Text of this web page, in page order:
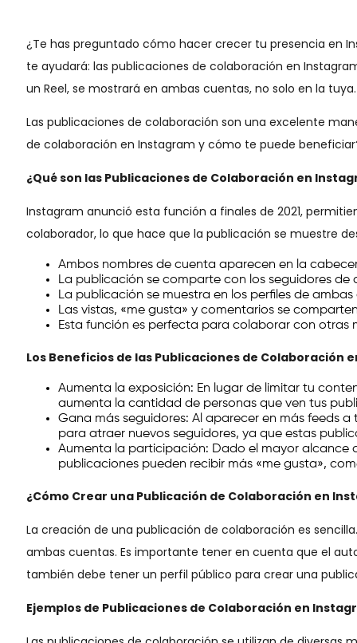
¿Te has preguntado cómo hacer crecer tu presencia en
te ayudará: las publicaciones de colaboración en
un Reel, se mostrará en ambas cuentas, no solo en la tuya.
Las publicaciones de colaboración son una excelente
de colaboración en Instagram y cómo te puede
¿Qué son las Publicaciones de Colaboración en
Instagram anunció esta función a finales de 2021,
colaborador, lo que hace que la publicación se muestre
Ambos nombres de cuenta aparecen en la
La publicación se comparte con los seguidores de
La publicación se muestra en los perfiles de ambas
Las vistas, «me gusta» y comentarios se
Esta función es perfecta para colaborar con
Los Beneficios de las Publicaciones de Colaboración
Aumenta la exposición: En lugar de limitar tu
aumenta la cantidad de personas que ven tus
Gana más seguidores: Al aparecer en más feeds
para atraer nuevos seguidores, ya que estas
Aumenta la participación: Dado el mayor alcance
publicaciones pueden recibir más «me gusta»,
¿Cómo Crear una Publicación de Colaboración en
La creación de una publicación de colaboración es
ambas cuentas. Es importante tener en cuenta que el
también debe tener un perfil público para crear una
Ejemplos de Publicaciones de Colaboración en